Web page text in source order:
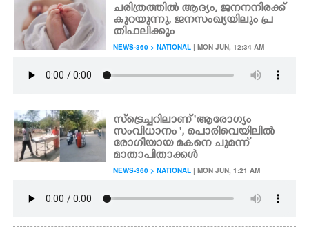
ചരിത്രത്തിൽ ആദ്യം, ജനനനിരക്ക്
കുറയുന്നു, ജനസംഖ്യയിലും പ്ര
തിഫലിക്കും
NEWS-360 > NATIONAL | MON JUN, 12:34 AM
സ്ട്രെച്ചറിലാണ് 'ആരോഗ്യം
സംവിധാനം ', പൊരിവെയിലിൽ
രോഗിയായ മകനെ ചുമന്ന്
മാതാപിതാക്കൾ
NEWS-360 > NATIONAL | MON JUN, 1:21 AM